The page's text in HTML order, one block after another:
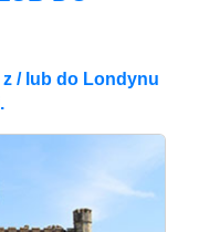
/ lub do Londynu